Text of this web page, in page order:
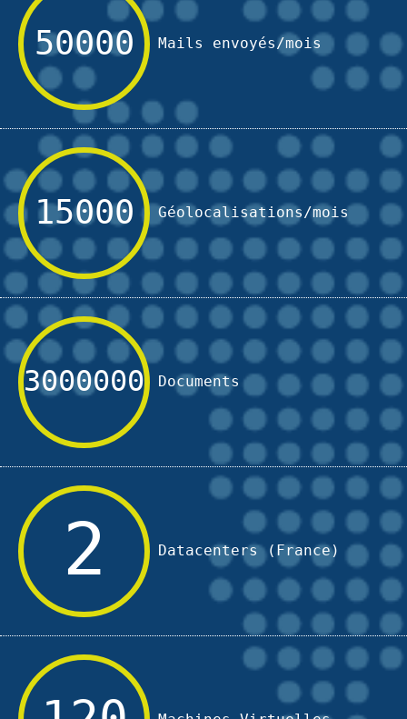
50000 Mails envoyés/mois
15000 Géolocalisations/mois
3000000 Documents
2 Datacenters (France)